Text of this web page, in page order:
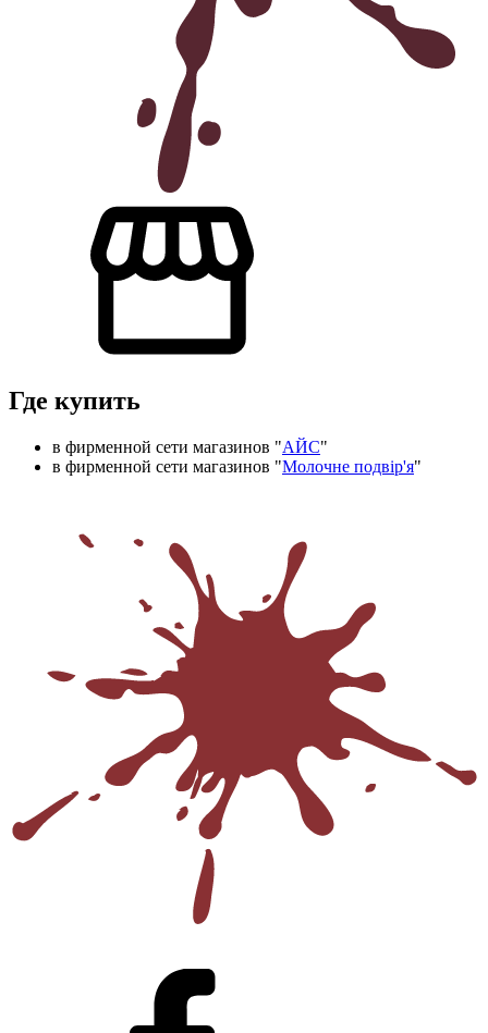
Где купить
в фирменной сети магазинов "АЙС"
в фирменной сети магазинов "Молочне подвір'я"